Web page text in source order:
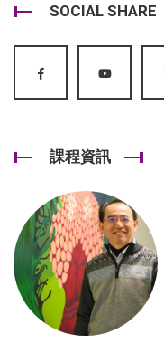
SOCIAL SHARE
課程資訊